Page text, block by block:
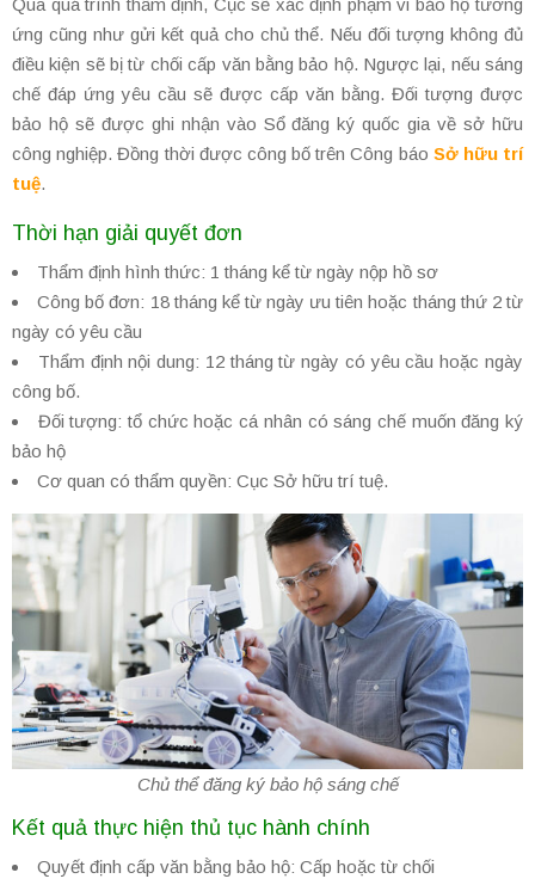
Qua quá trình thẩm định, Cục sẽ xác định phạm vi bảo hộ tương
ứng cũng như gửi kết quả cho chủ thể. Nếu đối tượng không đủ
điều kiện sẽ bị từ chối cấp văn bằng bảo hộ. Ngược lại, nếu sáng
chế đáp ứng yêu cầu sẽ được cấp văn bằng. Đối tượng được
bảo hộ sẽ được ghi nhận vào Sổ đăng ký quốc gia về sở hữu
công nghiệp. Đồng thời được công bố trên Công báo Sở hữu trí
tuệ.
Thời hạn giải quyết đơn
Thẩm định hình thức: 1 tháng kể từ ngày nộp hồ sơ
Công bố đơn: 18 tháng kể từ ngày ưu tiên hoặc tháng thứ 2 từ
ngày có yêu cầu
Thẩm định nội dung: 12 tháng từ ngày có yêu cầu hoặc ngày
công bố.
Đối tượng: tổ chức hoặc cá nhân có sáng chế muốn đăng ký
bảo hộ
Cơ quan có thẩm quyền: Cục Sở hữu trí tuệ.
Chủ thể đăng ký bảo hộ sáng chế
Kết quả thực hiện thủ tục hành chính
Quyết định cấp văn bằng bảo hộ: Cấp hoặc từ chối